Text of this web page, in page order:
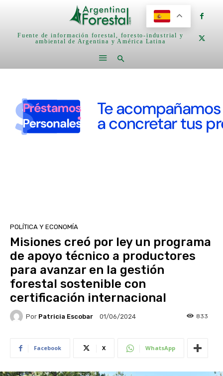
Fuente de información forestal, foresto-industrial y
ambiental de Argentina y América Latina
POLÍTICA Y ECONOMÍA
Misiones creó por ley un programa
de apoyo técnico a productores
para avanzar en la gestión
forestal sostenible con
certificación internacional
Por Patricia Escobar 01/06/2024 833
Facebook X WhatsApp